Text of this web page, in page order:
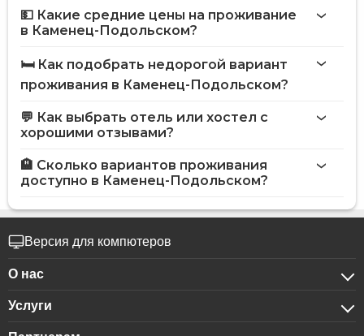
💵 Какие средние цены на проживание
в Каменец-Подольском?
🛏️ Как подобрать недорогой вариант
проживания в Каменец-Подольском?
💬 Как выбрать отель или хостел с
хорошими отзывами?
🏨 Сколько вариантов проживания
доступно в Каменец-Подольском?
Версия для компютеров
О нас
О компании
Услуги